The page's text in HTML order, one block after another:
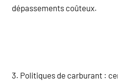
dépassements coûteux.
3. Politiques de carburant :